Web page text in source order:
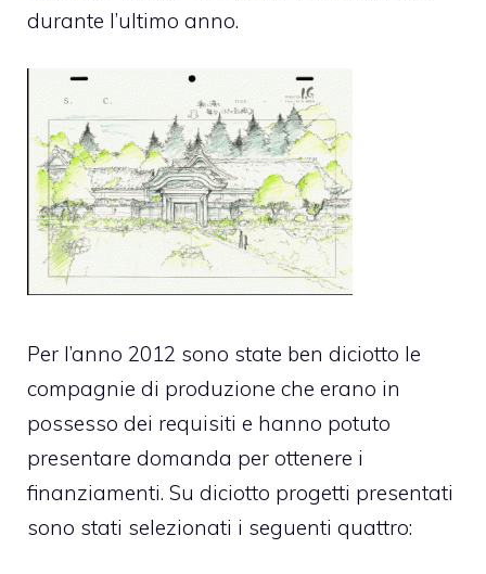
durante l’ultimo anno.
Per l’anno 2012 sono state ben diciotto le
compagnie di produzione che erano in
possesso dei requisiti e hanno potuto
presentare domanda per ottenere i
finanziamenti. Su diciotto progetti presentati
sono stati selezionati i seguenti quattro: